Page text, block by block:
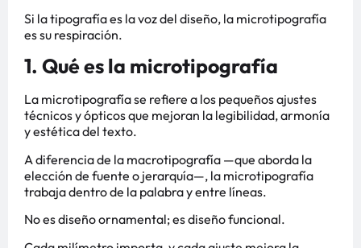
Si la tipografía es la voz del diseño, la microtipografía
es su respiración.
1. Qué es la microtipografía
La microtipografía se refiere a los pequeños ajustes
técnicos y ópticos que mejoran la legibilidad, armonía
y estética del texto.
A diferencia de la macrotipografía —que aborda la
elección de fuente o jerarquía—, la microtipografía
trabaja dentro de la palabra y entre líneas.
No es diseño ornamental; es diseño funcional.